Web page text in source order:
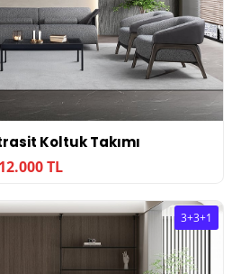
Koltuk Takımı
TL
3+3+1